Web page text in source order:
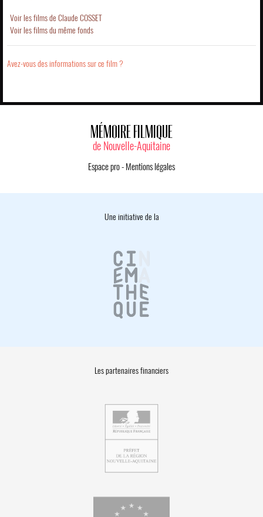
Voir les films de Claude COSSET
Voir les films du même fonds
Avez-vous des informations sur ce film ?
MÉMOIRE FILMIQUE
de Nouvelle-Aquitaine
Espace pro- Mentions légales
Une initiative de la
Les partenaires financiers